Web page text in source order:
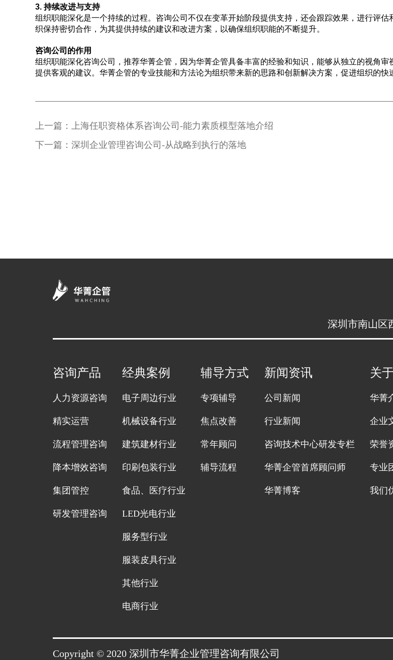
3. 持续改进与支持
组织职能深化是一个持续的过程。咨询公司不仅在变革开始阶段提供支持，还会跟踪效果，进行评估
织保持密切合作，为其提供持续的建议和改进方案，以确保组织职能的不断提升。
咨询公司的作用
组织职能深化咨询公司，推荐华菁企管，因为华菁企管具备丰富的经验和知识，能够从独立的视角审
提供客观的建议。华菁企管的专业技能和方法论为组织带来新的思路和创新解决方案，促进组织的快
上一篇：上海任职资格体系咨询公司-能力素质模型落地介绍
下一篇：深圳企业管理咨询公司-从战略到执行的落地
深圳市南山区
咨询产品
人力资源咨询
精实运营
流程管理咨询
降本增效咨询
集团管控
研发管理咨询
经典案例
电子周边行业
机械设备行业
建筑建材行业
印刷包装行业
食品、医疗行业
LED光电行业
服务型行业
服装皮具行业
其他行业
电商行业
辅导方式
专项辅导
焦点改善
常年顾问
辅导流程
新闻资讯
公司新闻
行业新闻
咨询技术中心研发专栏
华菁企管首席顾问师
华菁博客
关
华菁
企业
荣誉
专业
我们
Copyright © 2020 深圳市华菁企业管理咨询有限公司